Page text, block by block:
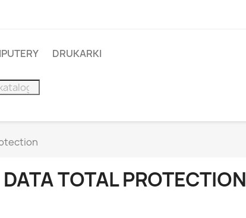
DRUKARKI
TOTAL PROTECTION